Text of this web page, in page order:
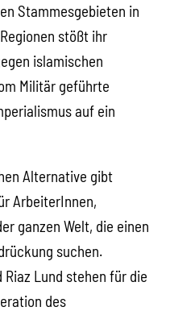
Stammesgebieten in
stößt ihr
islamischen
Militär geführte
auf ein
Alternative gibt
ArbeiterInnen,
ganzen Welt, die einen
suchen.
Riaz Lund stehen für die
des